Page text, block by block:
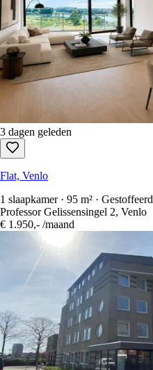
3 dagen geleden
Flat, Venlo
1 slaapkamer · 95 m² · Gestoffeerd
Professor Gelissensingel 2, Venlo
€ 1.950,- /maand